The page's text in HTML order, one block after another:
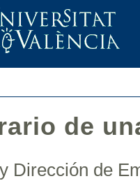
de
Dirección de